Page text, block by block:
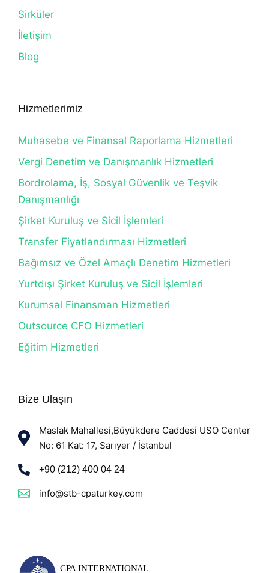
Sirküler
İletişim
Blog
Hizmetlerimiz
Muhasebe ve Finansal Raporlama Hizmetleri
Vergi Denetim ve Danışmanlık Hizmetleri
Bordrolama, İş, Sosyal Güvenlik ve Teşvik
Danışmanlığı
Şirket Kuruluş ve Sicil İşlemleri
Transfer Fiyatlandırması Hizmetleri
Bağımsız ve Özel Amaçlı Denetim Hizmetleri
Yurtdışı Şirket Kuruluş ve Sicil İşlemleri
Kurumsal Finansman Hizmetleri
Outsource CFO Hizmetleri
Eğitim Hizmetleri
Bize Ulaşın
Maslak Mahallesi,Büyükdere Caddesi USO Center
No: 61 Kat: 17, Sarıyer / İstanbul
+90 (212) 400 04 24
info@stb-cpaturkey.com